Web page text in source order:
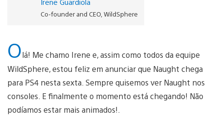
Co-founder and CEO, WildSphere
Olá! Me chamo Irene e, assim como todos da equipe
WildSphere, estou feliz em anunciar que Naught chega
para PS4 nesta sexta. Sempre quisemos ver Naught nos
consoles. E finalmente o momento está chegando! Não
podíamos estar mais animados!.